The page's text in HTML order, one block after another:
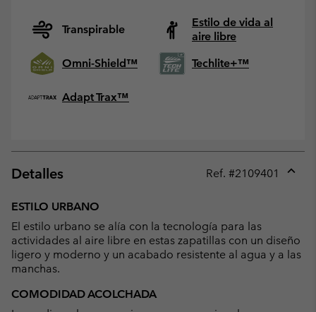
Transpirable
Estilo de vida al
aire libre
Omni-Shield™
Techlite+™
Adapt Trax™
Detalles Ref. #2109401
ESTILO URBANO
El estilo urbano se alía con la tecnología para las
actividades al aire libre en estas zapatillas con un diseño
ligero y moderno y un acabado resistente al agua y a las
manchas.
COMODIDAD ACOLCHADA